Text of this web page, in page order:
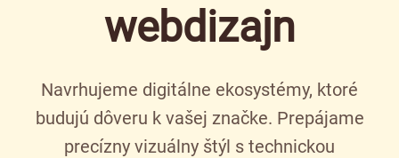
webdizajn
Navrhujeme digitálne ekosystémy, ktoré
budujú dôveru k vašej značke. Prepájame
precízny vizuálny štýl s technickou